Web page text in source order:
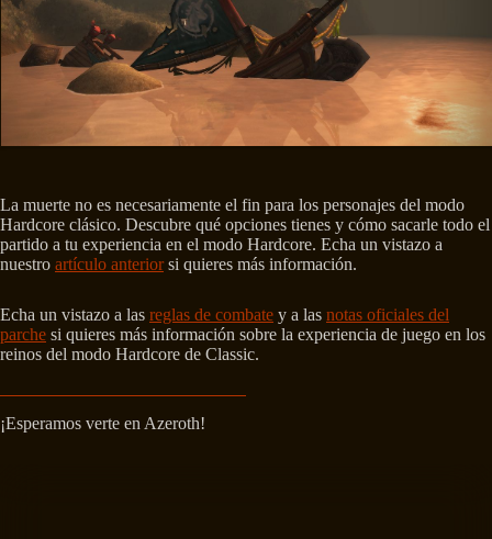
La muerte no es necesariamente el fin para los personajes del modo
Hardcore clásico. Descubre qué opciones tienes y cómo sacarle todo el
partido a tu experiencia en el modo Hardcore. Echa un vistazo a
nuestro artículo anteriorsi quieres más información.
Echa un vistazo a las reglas de combate y a las notas oficiales del
parche si quieres más información sobre la experiencia de juego en los
reinos del modo Hardcore de Classic.
¡Esperamos verte en Azeroth!